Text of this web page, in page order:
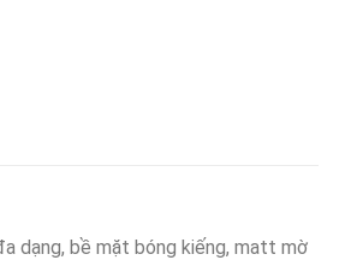
dạng, bề mặt bóng kiếng, matt mờ